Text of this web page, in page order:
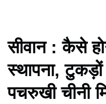
सीवान : कैसे
स्थापना,
पचरुखी चीनी